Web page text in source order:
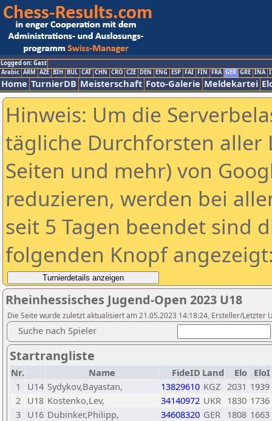
Logged on: Gast
Arabic ARM AZE BIH BUL CAT CHN CRO CZE DEN ENG ESP FAI FIN FRA GER GRE INA
Home TurnierDB Meisterschaft Foto-Galerie Meldekartei
Hinweis: Um die
tägliche Durchforsten aller
Seiten und mehr) von
reduzieren, werden bei
seit 5 Tagen beendet sind
folgenden Knopf
Rheinhessisches Jugend-Open 2023 U18
Die Seite wurde zuletzt aktualisiert am 21.05.2023 14:18:24, Ersteller/Letzter
Suche nach Spieler
Startrangliste
Nr. Name FideID Land Elo EloI
1
U14 Sydykov,Bayastan, 13829610 KGZ 2031 1939
2
U18 Kostenko,Lev, 34140972 UKR 1830 1736
3
U16 Dubinker,Philipp, 34608320 GER 1808 1663